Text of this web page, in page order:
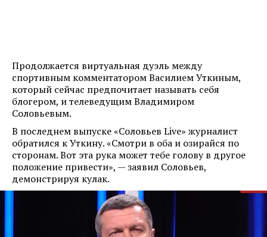
Продолжается виртуальная дуэль между
спортивным комментатором Василием Уткиным,
который сейчас предпочитает называть себя
блогером, и телеведущим Владимиром
Соловьевым.
В последнем выпуске «Соловьев Live» журналист
обратился к Уткину. «Смотри в оба и озирайся по
сторонам. Вот эта рука может тебе голову в другое
положение привести», — заявил Соловьев,
демонстрируя кулак.